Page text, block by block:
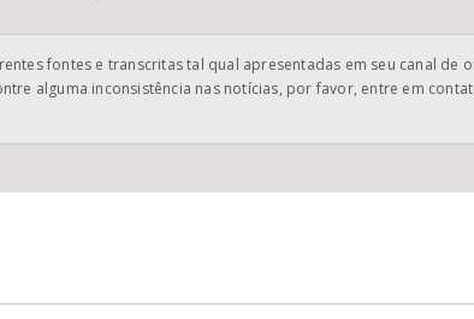
fontes e transcritas tal qual apresentadas em seu canal de
alguma inconsistência nas notícias, por favor, entre em